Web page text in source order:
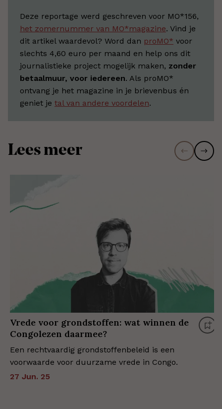
Deze reportage werd geschreven voor MO*156,
het zomernummer van MO*magazine. Vind je
dit artikel waardevol? Word dan proMO* voor
slechts 4,60 euro per maand en help ons dit
journalistieke project mogelijk maken, zonder
betaalmuur, voor iedereen. Als proMO*
ontvang je het magazine in je brievenbus én
geniet je tal van andere voordelen.
Lees meer
Vrede voor grondstoffen: wat winnen de
Congolezen daarmee?
Een rechtvaardig grondstoffenbeleid is een
voorwaarde voor duurzame vrede in Congo.
27 Jun. 25